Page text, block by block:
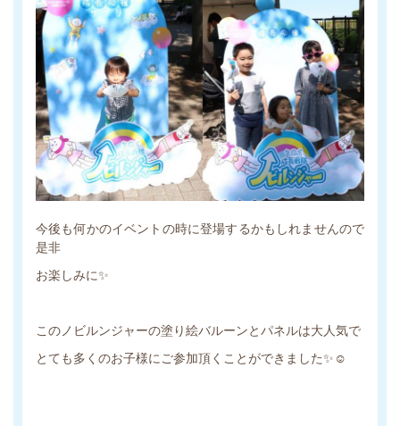
今後も何かのイベントの時に登場するかもしれませんので
是非
お楽しみに✨
このノビルンジャーの塗り絵バルーンとパネルは大人気で
とても多くのお子様にご参加頂くことができました✨☺